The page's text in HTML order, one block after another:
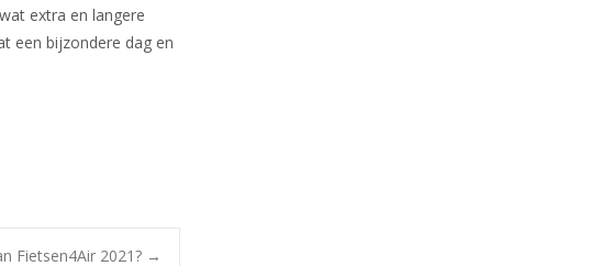
extra en langere
een bijzondere dag en
Fietsen4Air 2021? →